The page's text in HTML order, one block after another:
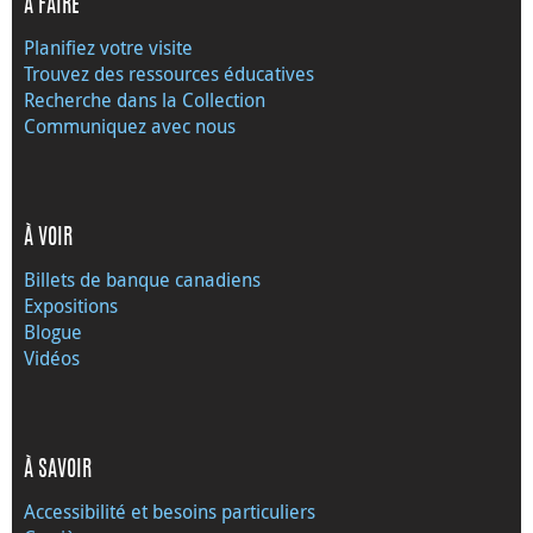
À FAIRE
Planifiez votre visite
Trouvez des ressources éducatives
Recherche dans la Collection
Communiquez avec nous
À VOIR
Billets de banque canadiens
Expositions
Blogue
Vidéos
À SAVOIR
Accessibilité et besoins particuliers